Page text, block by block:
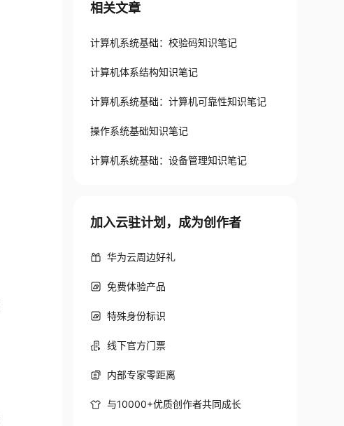
相关文章
计算机系统基础：校验码知识笔记
计算机体系结构知识笔记
计算机系统基础：计算机可靠性知识笔记
操作系统基础知识笔记
计算机系统基础：设备管理知识笔记
加入云驻计划，成为创作者
华为云周边好礼
免费体验产品
特殊身份标识
线下官方门票
内部专家零距离
与10000+优质创作者共同成长